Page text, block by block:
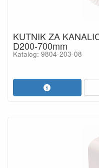
KUTNIK ZA
D200-700mm
Katalog: 9804-203-08